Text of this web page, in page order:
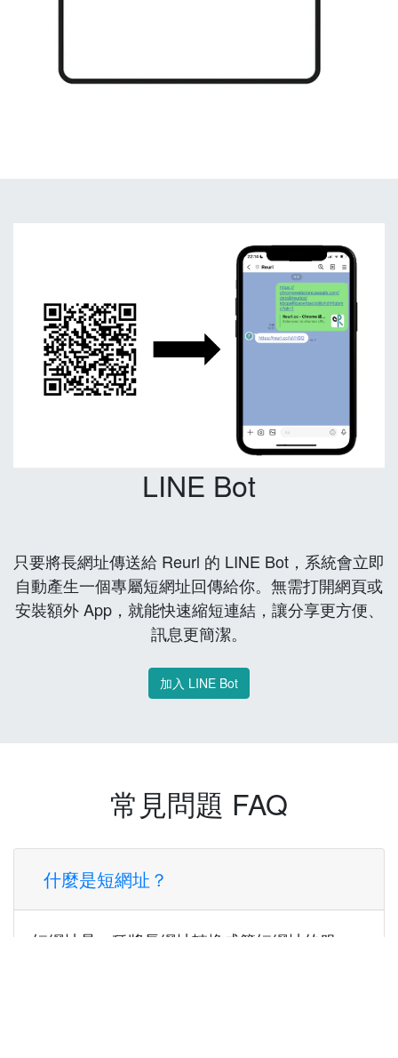
LINE Bot
只要將長網址傳送給 Reurl 的 LINE Bot，系統會立即
自動產生一個專屬短網址回傳給你。無需打開網頁或
安裝額外 App，就能快速縮短連結，讓分享更方便、
訊息更簡潔。
加入 LINE Bot
常見問題 FAQ
什麼是短網址？
短網址是一種將長網址轉換成簡短網址的服